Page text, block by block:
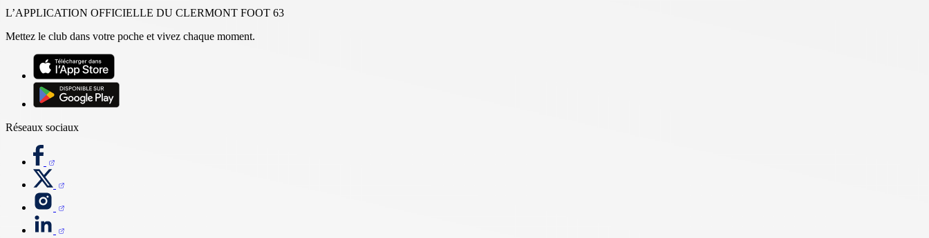
L’APPLICATION OFFICIELLE DU CLERMONT FOOT 63
Mettez le club dans votre poche et vivez chaque moment.
Réseaux sociaux